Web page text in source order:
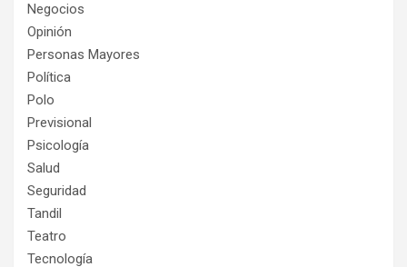
Negocios
Opinión
Personas Mayores
Política
Polo
Previsional
Psicología
Salud
Seguridad
Tandil
Teatro
Tecnología